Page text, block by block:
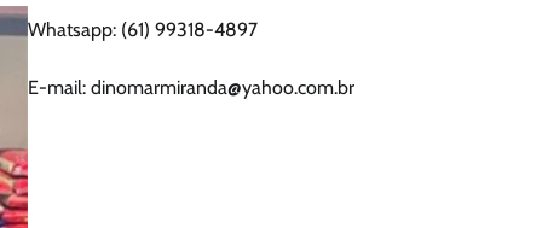
Whatsapp: (61) 99318-4897
E-mail: dinomarmiranda@yahoo.com.br